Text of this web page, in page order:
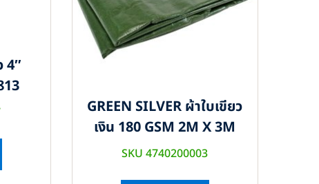
4″
GREEN SILVER ผ้าใบเขียว
เงิน 180 GSM 2M X 3M
SKU 4740200003